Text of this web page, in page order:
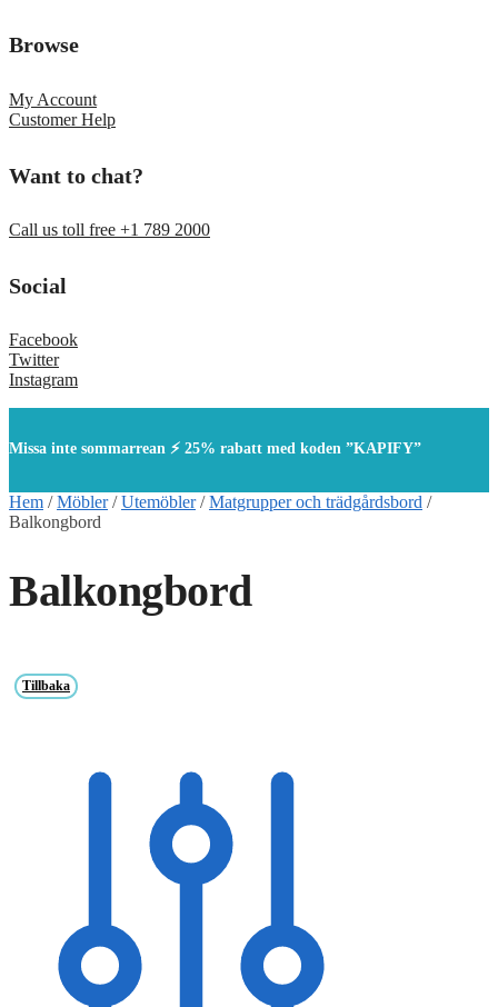
Browse
My Account
Customer Help
Want to chat?
Call us toll free +1 789 2000
Social
Facebook
Twitter
Instagram
Missa inte sommarrean ⚡ 25% rabatt med koden ”KAPIFY”
Hem /Möbler/Utemöbler/Matgrupper och trädgårdsbord /
Balkongbord
Balkongbord
Tillbaka